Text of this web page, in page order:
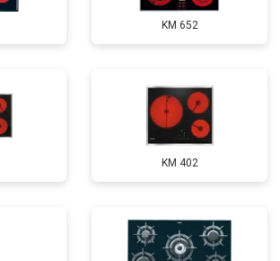
KM 652
KM 402